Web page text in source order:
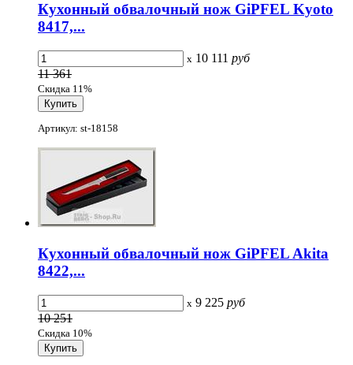
Кухонный обвалочный нож GiPFEL Kyoto
8417,...
x 10 111 руб
11 361
Скидка 11%
Артикул: st-18158
Кухонный обвалочный нож GiPFEL Akita
8422,...
x 9 225 руб
10 251
Скидка 10%